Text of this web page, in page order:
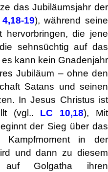
das Jubiläumsjahr der
19), während seine
hervorbringen, die jene
sehnsüchtig auf das
kann kein Gnadenjahr
Jubiläum – ohne den
Satans und seinen
In Jesus Christus ist
(vgl.. LC 10,18), Mit
der Sieg über das
in der
und dann zu diesem
auf Golgatha ihren